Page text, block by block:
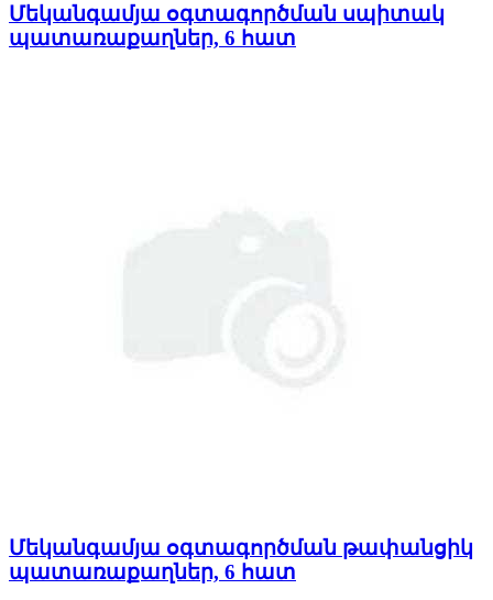
Մեկանգամյա օգտագործման սպիտակ
պատառաքաղներ, 6 հատ
Մեկանգամյա օգտագործման թափանցիկ
պատառաքաղներ, 6 հատ